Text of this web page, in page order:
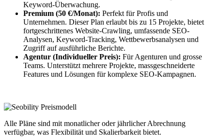
Keyword-Überwachung.
Premium (50 €/Monat): Perfekt für Profis und
Unternehmen. Dieser Plan erlaubt bis zu 15 Projekte, bietet
fortgeschrittenes Website-Crawling, umfassende SEO-
Analysen, Keyword-Tracking, Wettbewerbsanalysen und
Zugriff auf ausführliche Berichte.
Agentur (Individueller Preis): Für Agenturen und grosse
Teams. Unterstützt mehrere Projekte, massgeschneiderte
Features und Lösungen für komplexe SEO-Kampagnen.
Alle Pläne sind mit monatlicher oder jährlicher Abrechnung
verfügbar, was Flexibilität und Skalierbarkeit bietet.